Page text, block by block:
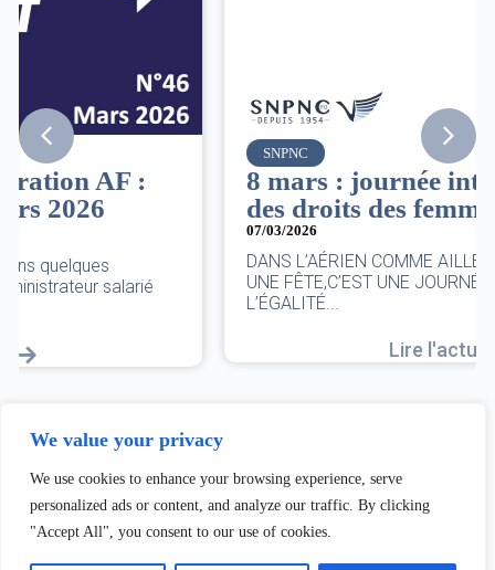
We value your privacy
We use cookies to enhance your browsing experience, serve
personalized ads or content, and analyze our traffic. By clicking
"Accept All", you consent to our use of cookies.
SNPNC
8 mars : journée internationale
des droits des femmes
DANS L’AÉRIEN COMME AILLEURS, CE N’EST PAS
UNE FÊTE,C’EST UNE JOURNÉE DE LUTTE POUR